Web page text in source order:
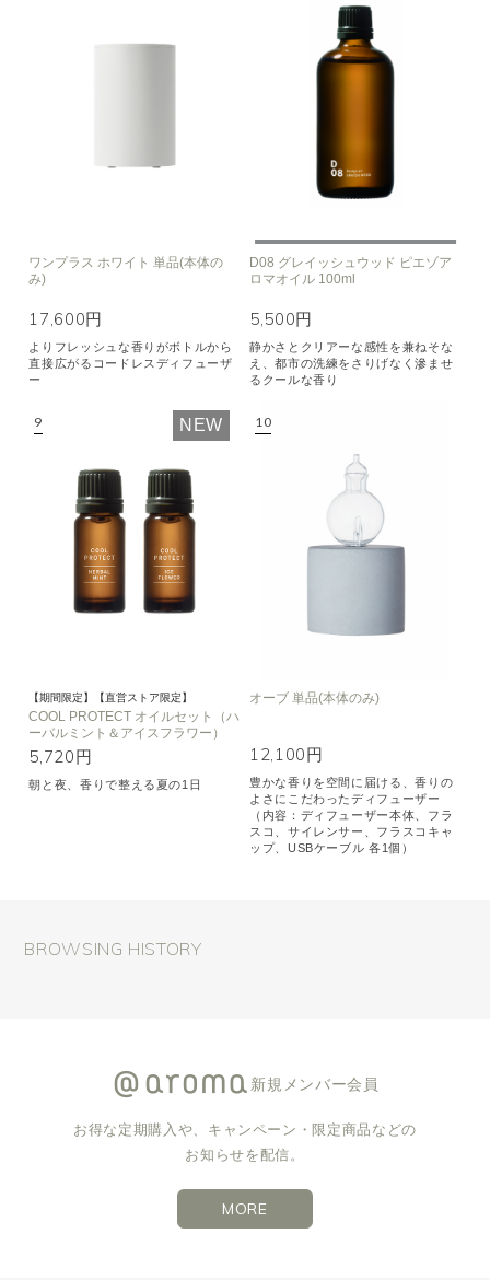
ワンプラス ホワイト 単品(本体の
み)
17,600円
よりフレッシュな香りがボトルから
直接広がるコードレスディフューザ
ー
D08 グレイッシュウッド ピエゾア
ロマオイル 100ml
5,500円
静かさとクリアーな感性を兼ねそな
え、都市の洗練をさりげなく滲ませ
るクールな香り
NEW
【期間限定】【直営ストア限定】
COOL PROTECT オイルセット（ハ
ーバルミント＆アイスフラワー）
5,720円
朝と夜、香りで整える夏の1日
オーブ 単品(本体のみ)
12,100円
豊かな香りを空間に届ける、香りの
よさにこだわったディフューザー
（内容：ディフューザー本体、フラ
スコ、サイレンサー、フラスコキャ
ップ、USBケーブル 各1個）
BROWSING HISTORY
新規メンバー会員
お得な定期購入や、キャンペーン・限定商品などの
お知らせを配信。
MORE